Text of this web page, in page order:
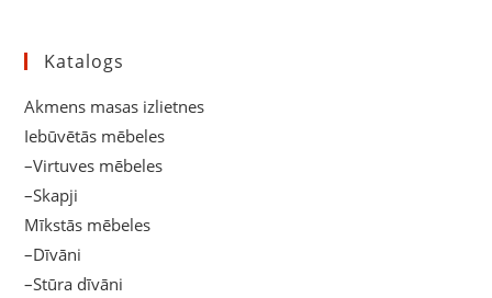
Katalogs
Akmens masas izlietnes
Iebūvētās mēbeles
–Virtuves mēbeles
–Skapji
Mīkstās mēbeles
–Dīvāni
–Stūra dīvāni